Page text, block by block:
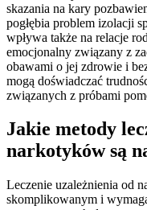
skazania na kary
pogłębia problem izolacji
wpływa także na relacje
emocjonalny związany z
obawami o jej zdrowie i
mogą doświadczać
związanych z próbami
Jakie metody
narkotyków są
Leczenie uzależnienia od
skomplikowanym i